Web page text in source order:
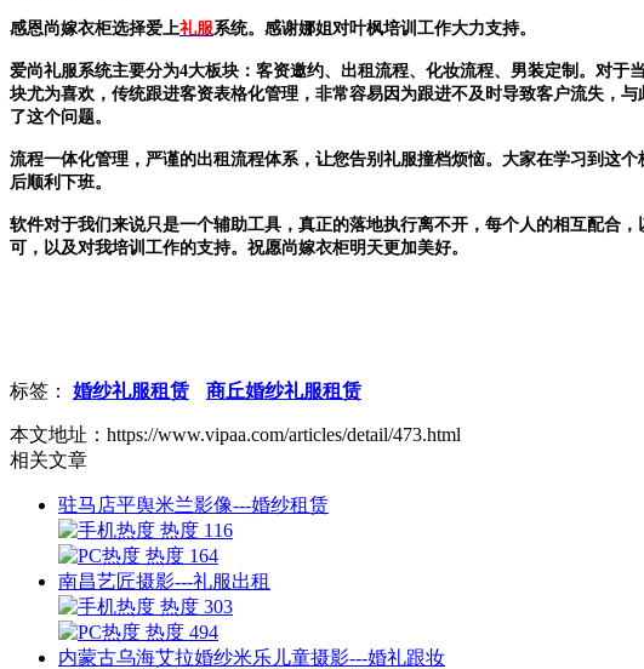
感恩尚嫁衣柜选择爱上礼服 系统。感谢娜姐对叶枫培训工作大力支持。
爱尚礼服系统主要分为4大板块：客资邀约、出租流程、化妆流程、男装定制。对
块尤为喜欢，传统跟进客资表格化管理，非常容易因为跟进不及时导致客户流失，
了这个问题。
流程一体化管理，严谨的出租流程体系，让您告别礼服撞档烦恼。大家在学习到这
后顺利下班。
软件对于我们来说只是一个辅助工具，真正的落地执行离不开，每个人的相互配合
可，以及对我培训工作的支持。祝愿尚嫁衣柜明天更加美好。
标签： 婚纱礼服租赁 商丘婚纱礼服租赁
本文地址：https://www.vipaa.com/articles/detail/473.html
相关文章
驻马店平舆米兰影像---婚纱租赁
热度 116
热度 164
南昌艺匠摄影---礼服出租
热度 303
热度 494
内蒙古乌海艾拉婚纱米乐儿童摄影---婚礼跟妆